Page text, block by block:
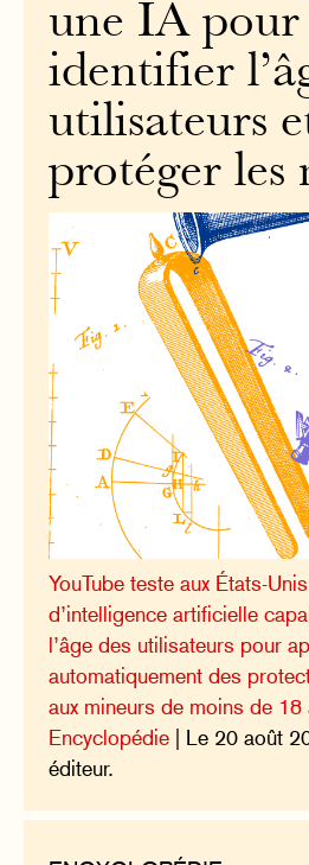
une IA pour
identifier
utilisateurs
protéger les
YouTube teste aux États-
d’intelligence artificielle
l’âge des utilisateurs pour
automatiquement des
aux mineurs de moins de 18
Encyclopédie | Le 20 août
éditeur.